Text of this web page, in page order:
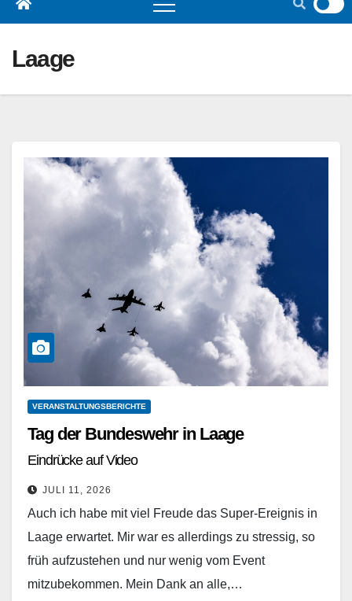
Laage
VERANSTALTUNGSBERICHTE
Tag der Bundeswehr in Laage
Eindrücke auf Video
JULI 11, 2026
Auch ich habe mit viel Freude das Super-Ereignis in
Laage erwartet. Mir war es allerdings zu stressig, so
früh aufzustehen und nur wenig vom Event
mitzubekommen. Mein Dank an alle,…